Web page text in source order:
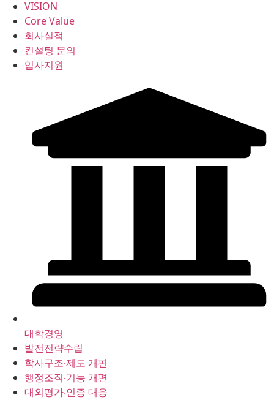
VISION
Core Value
회사실적
컨설팅 문의
입사지원
대학경영
발전전략수립
학사구조‧제도 개편
행정조직‧기능 개편
대외평가‧인증 대응